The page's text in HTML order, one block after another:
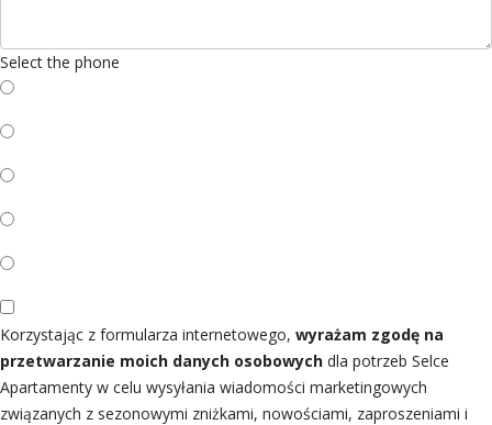
Select the phone
Korzystając z formularza internetowego, wyrażam zgodę na
przetwarzanie moich danych osobowych dla potrzeb Selce
Apartamenty w celu wysyłania wiadomości marketingowych
związanych z sezonowymi zniżkami, nowościami, zaproszeniami i